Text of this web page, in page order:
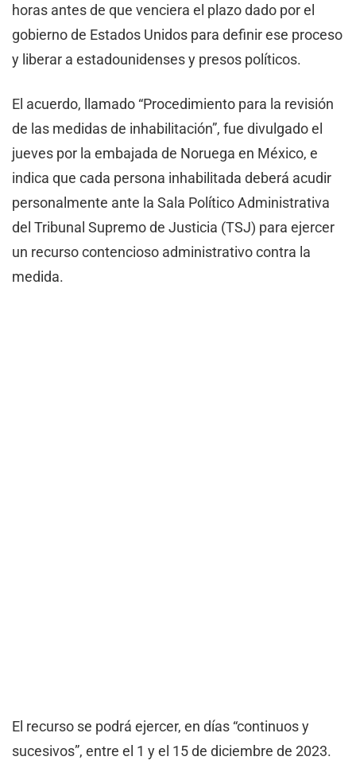
horas antes de que venciera el plazo dado por el
gobierno de Estados Unidos para definir ese proceso
y liberar a estadounidenses y presos políticos.
El acuerdo, llamado “Procedimiento para la revisión
de las medidas de inhabilitación”, fue divulgado el
jueves por la embajada de Noruega en México, e
indica que cada persona inhabilitada deberá acudir
personalmente ante la Sala Político Administrativa
del Tribunal Supremo de Justicia (TSJ) para ejercer
un recurso contencioso administrativo contra la
medida.
El recurso se podrá ejercer, en días “continuos y
sucesivos”, entre el 1 y el 15 de diciembre de 2023.